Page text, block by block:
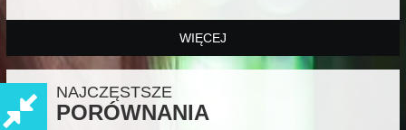
WIĘCEJ
NAJCZĘSTSZE
PORÓWNANIA